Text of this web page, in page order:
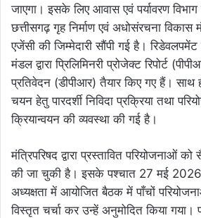
जाएगा। इसके लिए आवास एवं पर्यावरण
छत्तीसगढ़ गृह निर्माण एवं अधोसंरचना विकास
एजेंसी की जिम्मेदारी सौंपी गई है।
मंडल द्वारा प्रिलिमिनरी प्रोजेक्ट रिपोर्ट
प्रतिवेदन (डीपीआर) तैयार किए गए हैं। साथ
चयन हेतु पारदर्शी निविदा प्रक्रिया तथा
क्रियान्वयन की व्यवस्था की गई है।
मंत्रिपरिषद द्वारा प्रस्तावित परियोजनाओं
की जा चुकी है। इसके पश्चात 27 मई
अध्यक्षता में आयोजित बैठक में पाँचों
विस्तृत चर्चा कर उन्हें अनुमोदित किया गया।